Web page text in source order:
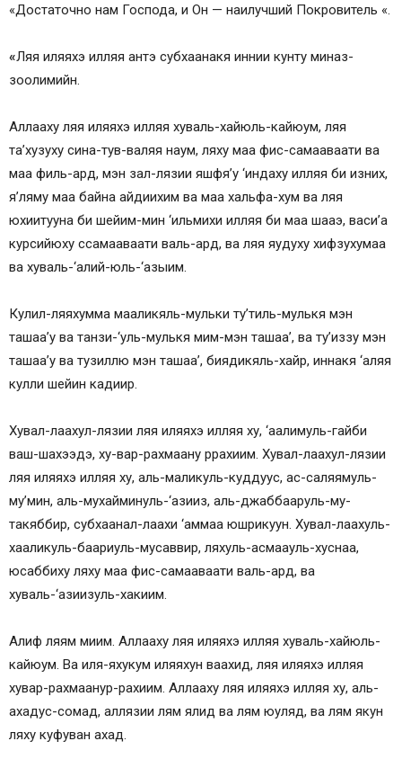
«Достаточно нам Господа, и Он — наилучший Покровитель «.
«Ляя иляяхэ илляя антэ субхаанакя иннии кунту миназ-
зоолимийн.
Аллааху ляя иляяхэ илляя хуваль-хайюль-кайюум, ляя
та’хузуху сина-тув-валяя наум, ляху маа фис-самааваати ва
маа филь-ард, мэн зал-лязии яшфя’у ‘индаху илляя би изних,
я’ляму маа байна айдиихим ва маа хальфа-хум ва ляя
юхиитууна би шейим-мин ‘ильмихи илляя би маа шааэ, васи’а
курсийюху ссамааваати валь-ард, ва ляя яудуху хифзухумаа
ва хуваль-‘алий-юль-‘азыим.
Кулил-ляяхумма мааликяль-мульки ту’тиль-мулькя мэн
ташаа’у ва танзи-‘уль-мулькя мим-мэн ташаа’, ва ту’иззу мэн
ташаа’у ва тузиллю мэн ташаа’, биядикяль-хайр, иннакя ‘аляя
кулли шейин кадиир.
Хувал-лаахул-лязии ляя иляяхэ илляя ху, ‘аалимуль-гайби
ваш-шахээдэ, ху-вар-рахмаану ррахиим. Хувал-лаахул-лязии
ляя иляяхэ илляя ху, аль-маликуль-куддуус, ас-саляямуль-
му’мин, аль-мухайминуль-‘азииз, аль-джаббааруль-му-
такяббир, субхаанал-лаахи ‘аммаа юшрикуун. Хувал-лаахуль-
хааликуль-баариуль-мусаввир, ляхуль-асмаауль-хуснаа,
юсаббиху ляху маа фис-самааваати валь-ард, ва
хуваль-‘азиизуль-хакиим.
Алиф ляям миим. Аллааху ляя иляяхэ илляя хуваль-хайюль-
кайюум. Ва иля-яхукум иляяхун ваахид, ляя иляяхэ илляя
хувар-рахмаанур-рахиим. Аллааху ляя иляяхэ илляя ху, аль-
ахадус-сомад, аллязии лям ялид ва лям юуляд, ва лям якун
ляху куфуван ахад.